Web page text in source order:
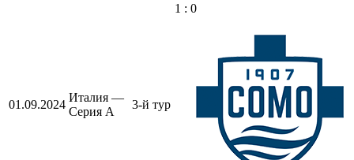
01.09.2024
Италия —
Серия А
3-й тур
1 : 0